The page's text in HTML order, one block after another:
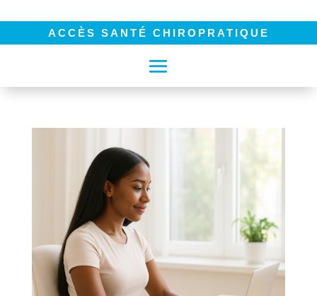
ACCÈS SANTÉ CHIROPRATIQUE